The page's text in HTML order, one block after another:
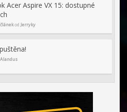
Acer Aspire VX 15: dostupné
od Jerryky
Alandus